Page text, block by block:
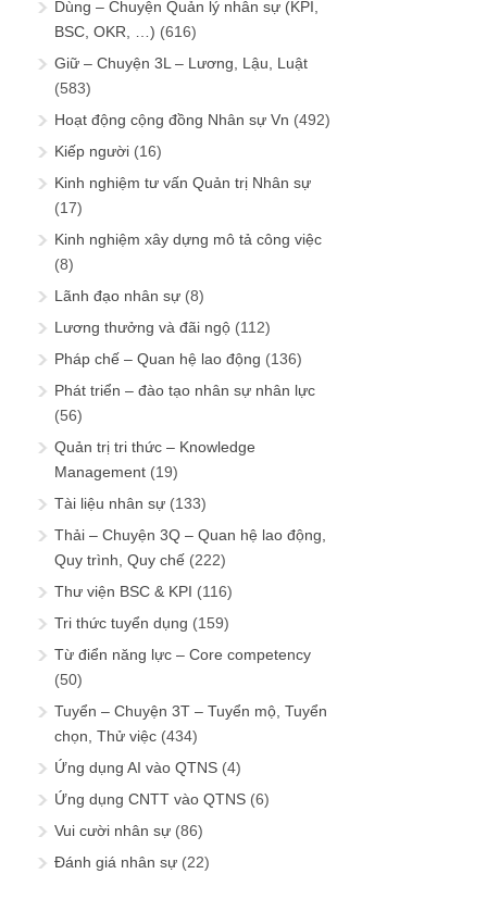
Dùng – Chuyện Quản lý nhân sự (KPI,
BSC, OKR, …) (616)
Giữ – Chuyện 3L – Lương, Lậu, Luật
(583)
Hoạt động cộng đồng Nhân sự Vn (492)
Kiếp người (16)
Kinh nghiệm tư vấn Quản trị Nhân sự
(17)
Kinh nghiệm xây dựng mô tả công việc
(8)
Lãnh đạo nhân sự (8)
Lương thưởng và đãi ngộ (112)
Pháp chế – Quan hệ lao động (136)
Phát triển – đào tạo nhân sự nhân lực
(56)
Quản trị tri thức – Knowledge
Management (19)
Tài liệu nhân sự (133)
Thải – Chuyện 3Q – Quan hệ lao động,
Quy trình, Quy chế (222)
Thư viện BSC & KPI (116)
Tri thức tuyển dụng (159)
Từ điển năng lực – Core competency
(50)
Tuyển – Chuyện 3T – Tuyển mộ, Tuyển
chọn, Thử việc (434)
Ứng dụng AI vào QTNS (4)
Ứng dụng CNTT vào QTNS (6)
Vui cười nhân sự (86)
Đánh giá nhân sự (22)